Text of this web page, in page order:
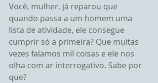
Você, mulher, já reparou que
quando passa a um homem uma
lista de atividade, ele consegue
cumprir só a primeira? Que muitas
vezes falamos mil coisas e ele nos
olha com ar interrogativo. Sabe por
que?